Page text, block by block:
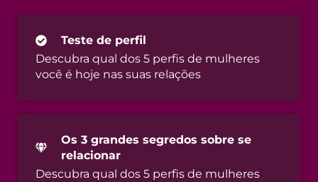
Teste de perfil
Descubra qual dos 5 perfis de mulheres
você é hoje nas suas relações
Os 3 grandes segredos sobre se
relacionar
Descubra qual dos 5 perfis de mulheres